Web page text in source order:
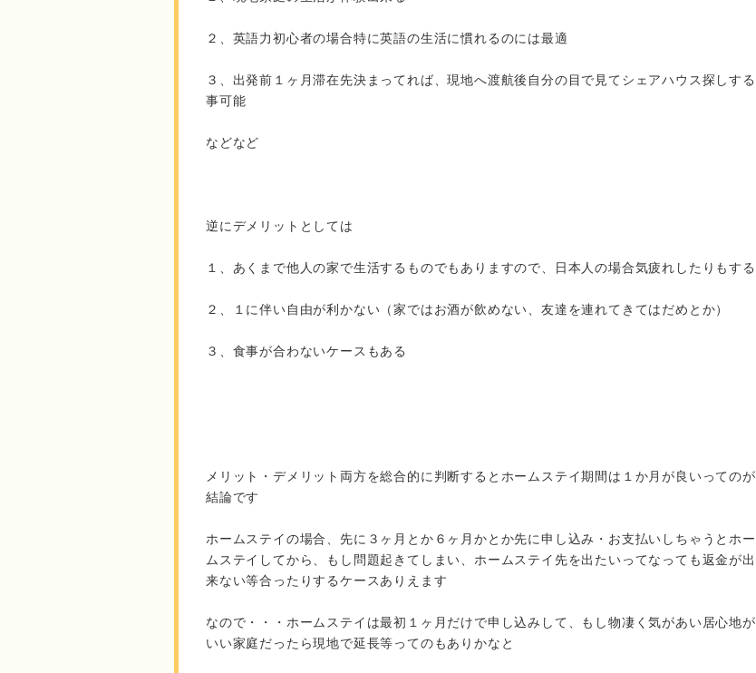
２、英語力初心者の場合特に英語の生活に慣れるのには最適
３、出発前１ヶ月滞在先決まってれば、現地へ渡航後自分の目で見てシェアハウス探しする
事可能
などなど
逆にデメリットとしては
１、あくまで他人の家で生活するものでもありますので、日本人の場合気疲れしたりもする
２、１に伴い自由が利かない（家ではお酒が飲めない、友達を連れてきてはだめとか）
３、食事が合わないケースもある
メリット・デメリット両方を総合的に判断するとホームステイ期間は１か月が良いってのが
結論です
ホームステイの場合、先に３ヶ月とか６ヶ月かとか先に申し込み・お支払いしちゃうとホー
ムステイしてから、もし問題起きてしまい、ホームステイ先を出たいってなっても返金が出
来ない等合ったりするケースありえます
なので・・・ホームステイは最初１ヶ月だけで申し込みして、もし物凄く気があい居心地が
いい家庭だったら現地で延長等ってのもありかなと